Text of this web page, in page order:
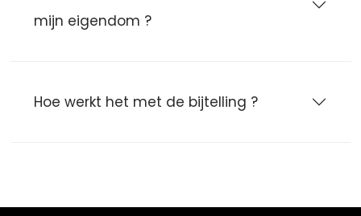
mijn eigendom ?
Hoe werkt het met de bijtelling ?